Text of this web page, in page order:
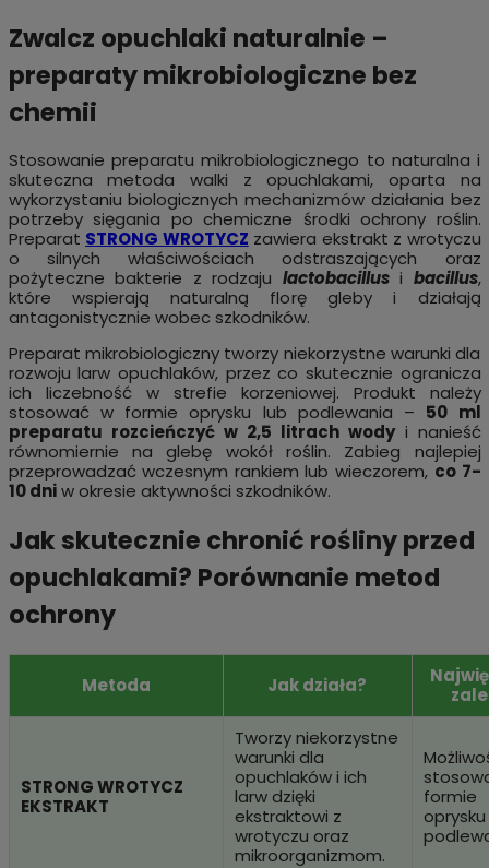
Zwalcz opuchlaki naturalnie –
preparaty mikrobiologiczne bez
chemii
Stosowanie preparatu mikrobiologicznego to naturalna i
skuteczna metoda walki z opuchlakami, oparta na
wykorzystaniu biologicznych mechanizmów działania bez
potrzeby sięgania po chemiczne środki ochrony roślin.
Preparat STRONG WROTYCZ zawiera ekstrakt z wrotyczu
o silnych właściwościach odstraszających oraz
pożyteczne bakterie z rodzaju lactobacillusi bacillus,
które wspierają naturalną florę gleby i działają
antagonistycznie wobec szkodników.
Preparat mikrobiologiczny tworzy niekorzystne warunki dla
rozwoju larw opuchlaków, przez co skutecznie ogranicza
ich liczebność w strefie korzeniowej. Produkt należy
stosować w formie oprysku lub podlewania – 50 ml
preparatu rozcieńczyć w 2,5 litrach wodyi nanieść
równomiernie na glebę wokół roślin. Zabieg najlepiej
przeprowadzać wczesnym rankiem lub wieczorem, co 7-
10 dniw okresie aktywności szkodników.
Jak skutecznie chronić rośliny przed
opuchlakami? Porównanie metod
ochrony
Metoda Jak działa?
STRONG WROTYCZ
EKSTRAKT
Tworzy niekorzystne
warunki dla
opuchlaków i ich
larw dzięki
ekstraktowi z
wrotyczu oraz
mikroorganizmom.
formie
oprysku